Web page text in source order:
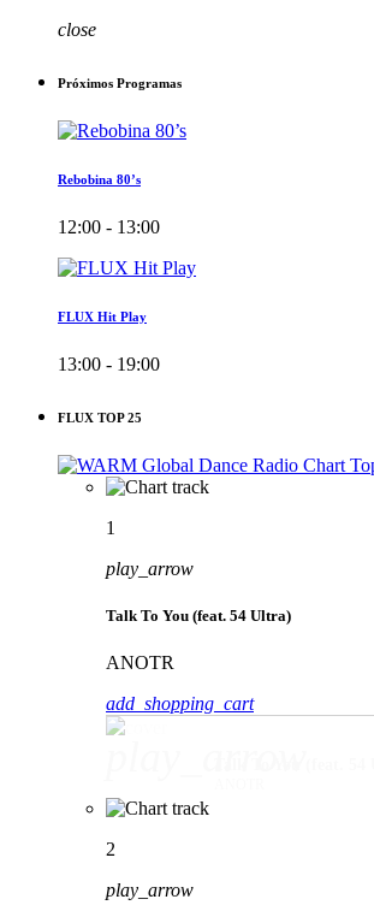
close
Próximos Programas
Rebobina 80’s
12:00 - 13:00
FLUX Hit Play
13:00 - 19:00
FLUX TOP 25
1
play_arrow
Talk To You (feat. 54 Ultra)
ANOTR
add_shopping_cart
2
play_arrow